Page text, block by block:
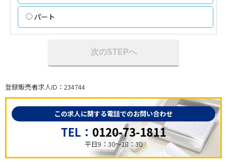
パート
次のSTEPへ
登録販売者求人ID：234744
この求人に関する電話でのお問い合わせ
TEL： 0120-73-1811
平日9：30～18：30